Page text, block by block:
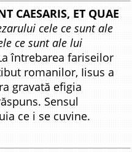
CAESARIS, ET QUAE
cele ce sunt ale
ce sunt ale lui
întrebarea fariseilor
romanilor, Iisus a
gravată efigia
Sensul
ce i se cuvine.